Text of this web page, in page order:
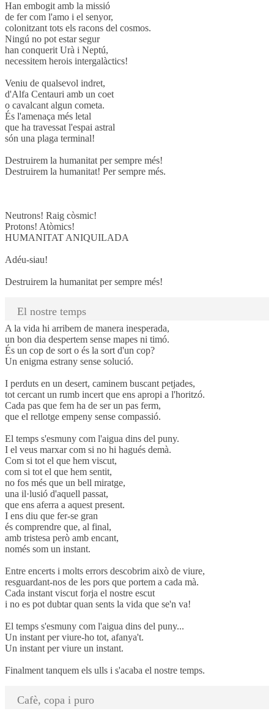
Han embogit amb la missió
de fer com l'amo i el senyor,
colonitzant tots els racons del cosmos.
Ningú no pot estar segur
han conquerit Urà i Neptú,
necessitem herois intergalàctics!
Veniu de qualsevol indret,
d'Alfa Centauri amb un coet
o cavalcant algun cometa.
És l'amenaça més letal
que ha travessat l'espai astral
són una plaga terminal!
Destruirem la humanitat per sempre més!
Destruirem la humanitat! Per sempre més.
Neutrons! Raig còsmic!
Protons! Atòmics!
HUMANITAT ANIQUILADA
Adéu-siau!
Destruirem la humanitat per sempre més!
El nostre temps
A la vida hi arribem de manera inesperada,
un bon dia despertem sense mapes ni timó.
És un cop de sort o és la sort d'un cop?
Un enigma estrany sense solució.
I perduts en un desert, caminem buscant petjades,
tot cercant un rumb incert que ens apropi a l'horitzó.
Cada pas que fem ha de ser un pas ferm,
que el rellotge empeny sense compassió.
El temps s'esmuny com l'aigua dins del puny.
I el veus marxar com si no hi hagués demà.
Com si tot el que hem viscut,
com si tot el que hem sentit,
no fos més que un bell miratge,
una il·lusió d'aquell passat,
que ens aferra a aquest present.
I ens diu que fer-se gran
és comprendre que, al final,
amb tristesa però amb encant,
només som un instant.
Entre encerts i molts errors descobrim això de viure,
resguardant-nos de les pors que portem a cada mà.
Cada instant viscut forja el nostre escut
i no es pot dubtar quan sents la vida que se'n va!
El temps s'esmuny com l'aigua dins del puny...
Un instant per viure-ho tot, afanya't.
Un instant per viure un instant.
Finalment tanquem els ulls i s'acaba el nostre temps.
Cafè, copa i puro